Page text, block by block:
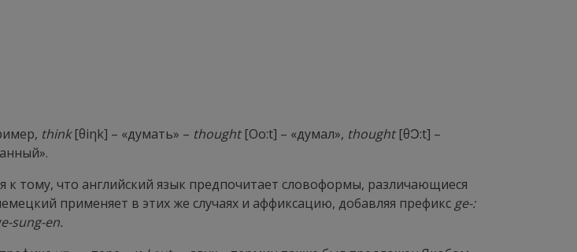
think[θiηk] – «думать» – thought[Oo:t] – «думал», thought[θƆ:t] –
тому, что английский язык предпочитает словоформы, различающиеся
применяет в этих же случаях и аффиксацию, добавляя префикс ge-:
-sung-en.